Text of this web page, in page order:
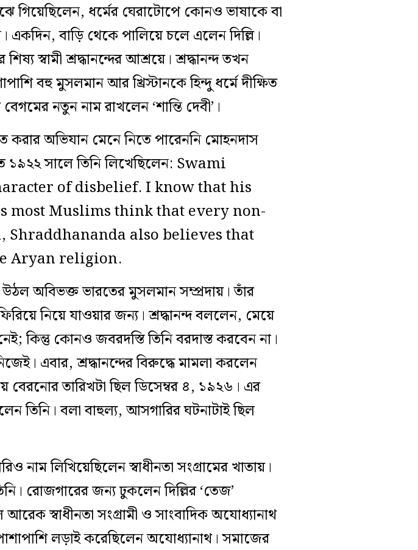
ধর্মের ঘেরাটোপে কোনও ভাষাকে বা
বাড়ি থেকে পালিয়ে চলে এলেন দিল্লি।
স্বামী শ্রদ্ধানন্দের আশ্রয়ে। শ্রদ্ধানন্দ তখন
বহু মুসলমান আর খ্রিস্টানকে হিন্দু ধর্মে দীক্ষিত
নতুন নাম রাখলেন ‘শান্তি দেবী’।
করার অভিযান মেনে নিতে পারেননি মোহনদাস
তে ১৯২২ সালে তিনি লিখেছিলেন: Swami
of disbelief. I know that his
most Muslims think that every non-
also believes that
Aryan religion.
উঠল অবিভক্ত ভারতের মুসলমান সম্প্রদায়। তাঁর
নিয়ে যাওয়ার জন্য। শ্রদ্ধানন্দ বললেন, মেয়ে
কিন্তু কোনও জবরদস্তি তিনি বরদাস্ত করবেন না।
এবার, শ্রদ্ধানন্দের বিরুদ্ধে মামলা করলেন
বেরনোর তারিখটা ছিল ডিসেম্বর ৪, ১৯২৬। এর
তিনি। বলা বাহুল্য, আসগারির ঘটনাটাই ছিল
লিখিয়েছিলেন স্বাধীনতা সংগ্রামের খাতায়।
রোজগারের জন্য ঢুকলেন দিল্লির ‘তেজ’
স্বাধীনতা সংগ্রামী ও সাংবাদিক অযোধ্যানাথ
লড়াই করেছিলেন অযোধ্যানাথ। সমাজের